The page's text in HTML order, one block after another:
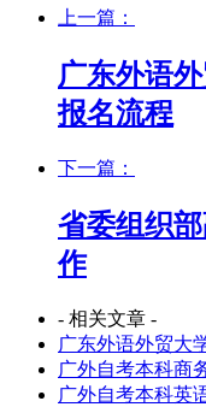
上一篇：
广东外语
报名流程
下一篇：
省委组织
作
- 相关文章 -
广东外语外贸大
广外自考本科商
广外自考本科英